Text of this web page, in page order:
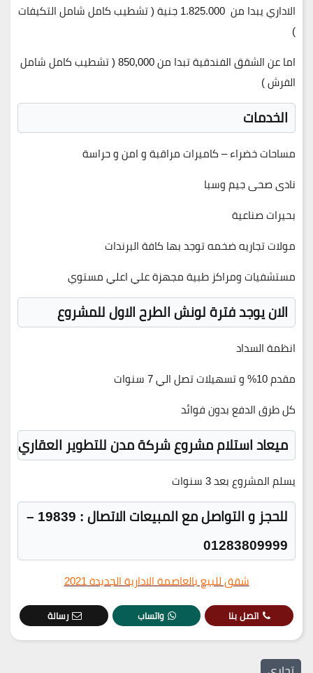
الاداري يبدا من 1.825.000 جنية (تشطيب كامل شامل التكيفات
)
اما عن الشقق الفندقية تبدا من850,000
(تشطيب كامل شامل
الفرش)
الخدمات
مساحات خضراء – كاميرات مراقبة و امن و حراسة
نادى صحى جيم وسبا
بحيرات صناعية
مولات تجاريه ضخمه توجد بها كافة البرندات
مستشفيات ومراكز طبية مجهزة علي اعلي مستوي
الان يوجد فترة لونش الطرح الاول للمشروع
انظمة السداد
مقدم10% و تسهيلات تصل الي7سنوات
كل طرق الدفع بدون فوائد
ميعاد استلام مشروع شركة مدن للتطوير العقاري
يسلم المشروع بعد3سنوات
للحجز و التواصل مع المبيعات الاتصال : 19839 –
01283809999
شقق للبيع بالعاصمة الادارية الجديدة 2021
اتصل بنا واتساب رسالة